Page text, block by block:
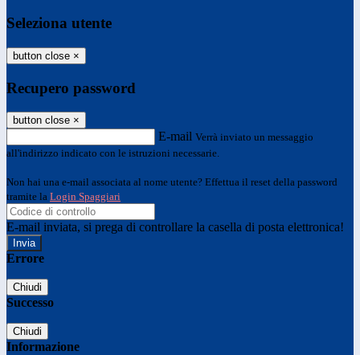
Seleziona utente
button close ×
Recupero password
button close ×
E-mail Verrà inviato un messaggio
all'indirizzo indicato con le istruzioni necessarie.
Non hai una e-mail associata al nome utente? Effettua il reset della password
tramite la Login Spaggiari
E-mail inviata, si prega di controllare la casella di posta elettronica!
Errore
Chiudi
Successo
Chiudi
Informazione